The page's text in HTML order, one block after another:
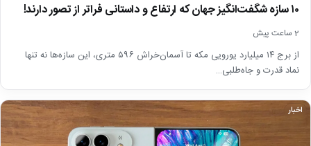
۱۰ سازه شگفت‌انگیز جهان که ارتفاع و داستانی فراتر از تصور دارند!
2 ساعت پیش
از برج ۱۴ میلیارد یورویی مکه تا آسمان‌خراش ۵۹۶ متری، این سازه‌ها نه تنها
نماد قدرت و جاه‌طلبی…
اخبار